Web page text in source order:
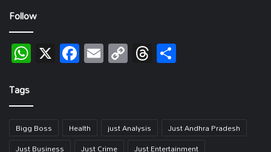
Follow
WhatsApp
X Facebook
EmailCopy
Link
Threads
Tags
Bigg Boss Health just Analysis
Just Andhra Pradesh
Just Business
Just Crime
Just Entertainment